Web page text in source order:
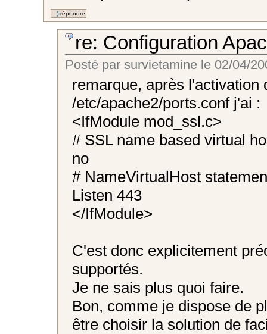
re: Configuration
Posté par survietamine le 02/04/
remarque, après l'activation
/etc/apache2/ports.conf j'ai :
<IfModule mod_ssl.c>
# SSL name based virtual
no
# NameVirtualHost
Listen 443
</IfModule>
C'est donc explicitement
supportés.
Je ne sais plus quoi faire.
Bon, comme je dispose de
être choisir la solution de